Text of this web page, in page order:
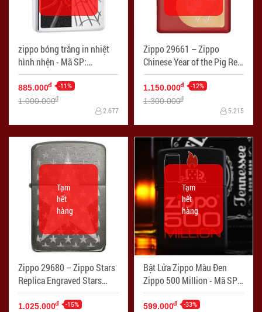
zippo bóng trắng in nhiệt
hình nhện - Mã SP:
ZPC2015
885.000đ -11%
1.000.000đ
2.677
Zippo 29661 – Zippo
Chinese Year of the Pig Red
Matte - Mã SP: ZPC2205
1.150.000đ -12%
1.300.000đ
5.215
Zippo 29680 – Zippo Stars
Replica Engraved Stars
Black Ice - Mã SP: ZPC2209
Tạm
hết
hàng
1.025.000đ -15%
Bật Lửa Zippo Màu Đen
Zippo 500 Million - Mã SP:
ZPC2255
Tạm
hết
hàng
599.000đ -33%